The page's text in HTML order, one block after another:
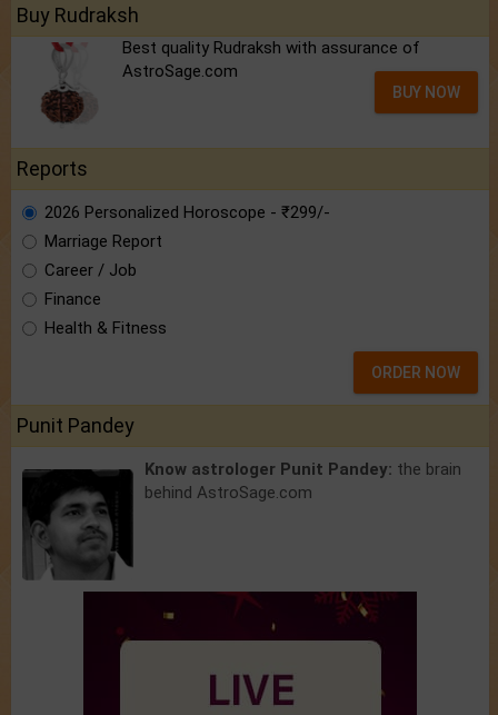
Buy Rudraksh
Best quality Rudraksh with assurance of
AstroSage.com
BUY NOW
Reports
2026 Personalized Horoscope - ₹299/-
Marriage Report
Career / Job
Finance
Health & Fitness
ORDER NOW
Punit Pandey
Know astrologer Punit Pandey: the brain
behind AstroSage.com